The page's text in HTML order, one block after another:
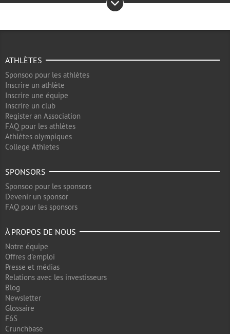
ATHLÈTES
Sponsoo pour les athlètes
Inscrire un athlète
Inscrire une équipe
Inscrire un club
Register an Association
FAQ pour les athlètes
Athlètes olympiques
College Athletes
SPONSORS
Sponsoo pour les sponsors
Devenir un sponsor
FAQ pour les sponsors
À PROPOS DE NOUS
Notre équipe
Offres d'emploi
Presse et médias
Relations avec les investisseurs
Blog
Newsletter
Glossaire
F6S
Crunchbase